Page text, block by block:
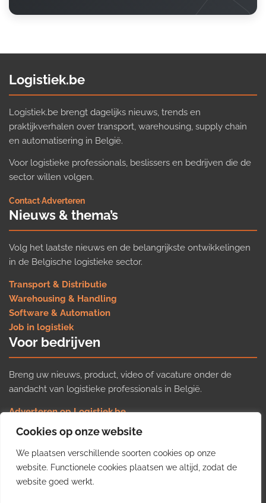
Cookies op onze website
We plaatsen verschillende soorten cookies op onze
website. Functionele cookies plaatsen we altijd, zodat de
website goed werkt.
Logistiek.be
Logistiek.be brengt dagelijks nieuws, trends en
praktijkverhalen over transport, warehousing, supply chain
en automatisering in België.
Voor logistieke professionals, beslissers en bedrijven die de
sector willen volgen.
Contact·Adverteren
Nieuws & thema’s
Volg het laatste nieuws en de belangrijkste ontwikkelingen
in de Belgische logistieke sector.
Transport & Distributie
Warehousing & Handling
Software & Automation
Job in logistiek
Voor bedrijven
Breng uw nieuws, product, video of vacature onder de
aandacht van logistieke professionals in België.
Adverteren op Logistiek.be
Nieuws insturen
Uw video op Logistiek.TV
Job plaatsen
Gratis wekelijkse update